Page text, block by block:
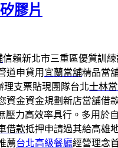
膠片
信賴新北市三重區優質訓
道申貸用 宜蘭當舖精品當
理支票貼現團隊台北士林
資金資金規劃新店當舖借
壓力高效率具行。多用於
借款抵押申請過其給高雄
薦台北高級餐廳經營理念